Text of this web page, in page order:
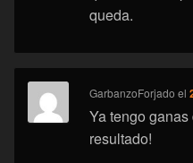
queda.
GarbanzoForjado el
Ya tengo
resultado!